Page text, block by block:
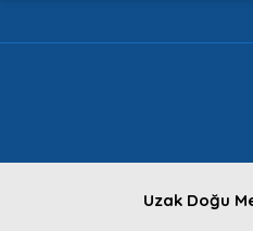
Uzak Doğu